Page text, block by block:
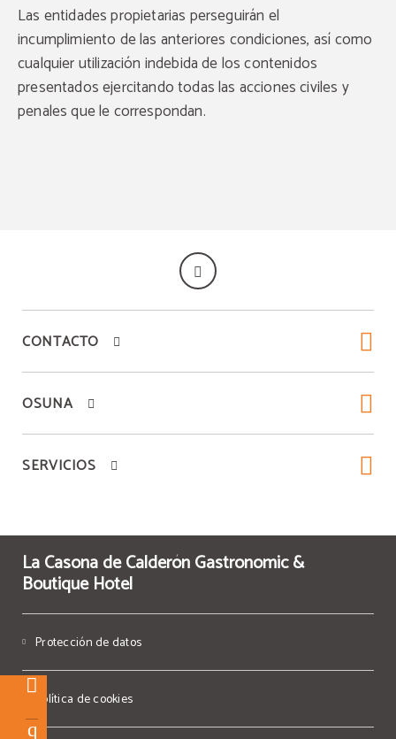
Las entidades propietarias perseguirán el
incumplimiento de las anteriores condiciones, así como
cualquier utilización indebida de los contenidos
presentados ejercitando todas las acciones civiles y
penales que le correspondan.
CONTACTO
OSUNA
SERVICIOS
La Casona de Calderón Gastronomic &
Boutique Hotel
Protección de datos
Política de cookies
hasta el 30/09/2025.
oficial por reservar directamente en nuestra web.